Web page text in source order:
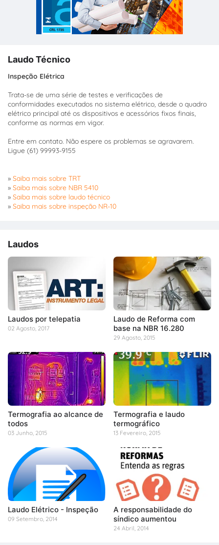
Laudo Técnico
Inspeção Elétrica
Trata-se de uma série de testes e verificações de
conformidades executados no sistema elétrico, desde o quadro
elétrico principal até os dispositivos e acessórios fixos finais,
conforme as normas em vigor.
Entre em contato. Não espere os problemas se agravarem.
Ligue (61) 99993-9155
» Saiba mais sobre TRT
» Saiba mais sobre NBR 5410
» Saiba mais sobre laudo técnico
» Saiba mais sobre inspeção NR-10
Laudos
Laudos por telepatia
02 Agosto, 2017
Laudo de Reforma com
base na NBR 16.280
29 Agosto, 2015
Termografia ao alcance de
todos
03 Junho, 2015
Termografia e laudo
termográfico
13 Fevereiro, 2015
Laudo Elétrico - Inspeção
09 Setembro, 2014
A responsabilidade do
síndico aumentou
24 Abril, 2014